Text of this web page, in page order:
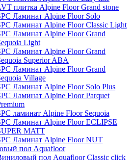
плитка Alpine Floor Grand stone
Ламинат Alpine Floor Solo
Ламинат Alpine Floor Classic Light
Ламинат Alpine Floor Grand
Light
Ламинат Alpine Floor Grand
Superior ABA
Ламинат Alpine Floor Grand
Village
Ламинат Alpine Floor Solo Plus
Ламинат Alpine Floor Parquet
ламинат Alpine Floor Sequoia
Ламинат Alpine Floor ECLIPSE
MATT
Ламинат Alpine Floor NUT
пол Aquafloor
пол Aquafloor Classic click